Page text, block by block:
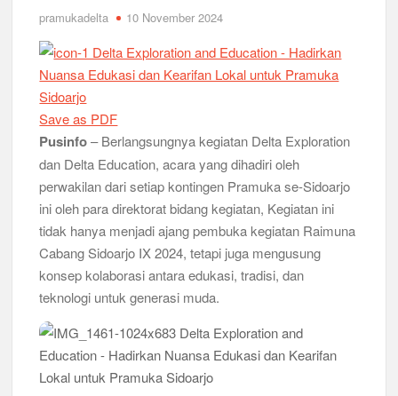
Gudep 14.077-14.078 Pangkalan SDN Sidodadi 1 Taman
Pramuka SMKN 1 Jabon Tempa Disiplin dan Kepedulian
Sosial Melalui Jelajah Desa
Kompetisi Mencetak Karakter dan Merajut Generasi di PSCC
Perkuat Kepemimpinan dan Demokrasi, Kwarran Jabon Gelar
Dianpinsa serta Musppanitera 2026
Bukan Cuma Kemah! Pramuka SMK YPM 3 Taman Adopsi
Sistem Kerja Industri Lewat KPDA
Keprotokoleran
Tumbuhkan Ceria dan Karakter Sejak Dini, 704 Pramuka
Siaga Ramaikan Pesta Siaga Kwarran Prambon 2026
pramukadelta 10 November 2024
Save as PDF
Pusinfo– Berlangsungnya kegiatan Delta Exploration
dan Delta Education, acara yang dihadiri oleh
perwakilan dari setiap kontingen Pramuka se-Sidoarjo
ini oleh para direktorat bidang kegiatan, Kegiatan ini
tidak hanya menjadi ajang pembuka kegiatan Raimuna
Cabang Sidoarjo IX 2024, tetapi juga mengusung
konsep kolaborasi antara edukasi, tradisi, dan
teknologi untuk generasi muda.